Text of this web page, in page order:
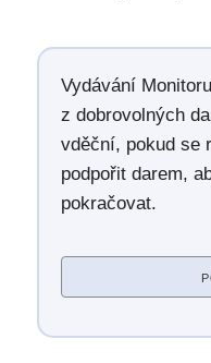
Vydávání
z dobrovolných
vděční, pokud se
podpořit darem,
pokračovat.